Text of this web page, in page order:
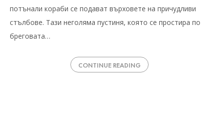
потънали кораби се подават върховете на причудливи
стълбове. Тази неголяма пустиня, която се простира по
бреговата…
CONTINUE READING